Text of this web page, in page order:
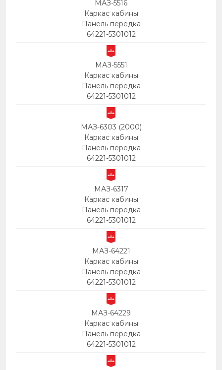
МАЗ-5516
Каркас кабины
Панель передка
64221-5301012
МАЗ-5551
Каркас кабины
Панель передка
64221-5301012
МАЗ-6303 (2000)
Каркас кабины
Панель передка
64221-5301012
МАЗ-6317
Каркас кабины
Панель передка
64221-5301012
МАЗ-64221
Каркас кабины
Панель передка
64221-5301012
МАЗ-64229
Каркас кабины
Панель передка
64221-5301012